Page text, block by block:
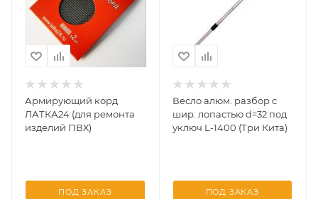
Армирующий корд
ЛАТКА24 (для ремонта
изделий ПВХ)
ПОД ЗАКАЗ
Весло алюм. разбор с
шир. лопастью d=32 под
уключ L-1400 (Три Кита)
ПОД ЗАКАЗ